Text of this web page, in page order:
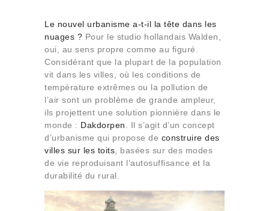
Connexion avec
Collaborations
Qui sommes-nous
Contact
Le nouvel urbanisme a-t-il la tête dans les
nuages ? Pour le studio hollandais Walden,
oui, au sens propre comme au figuré.
Considérant que la plupart de la population
vit dans les villes, où les conditions de
température extrêmes ou la pollution de
l’air sont un problème de grande ampleur,
ils projettent une solution pionnière dans le
monde : Dakdorpen . Il s’agit d’un concept
d’urbanisme qui propose de construire des
villes sur les toits , basées sur des modes
de vie reproduisant l’autosuffisance et la
durabilité du rural.